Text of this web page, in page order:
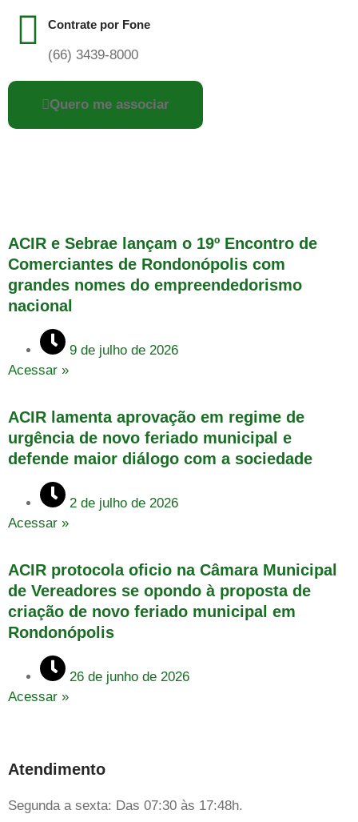
Contrate por Fone
(66) 3439-8000
Quero me associar
ACIR e Sebrae lançam o 19º Encontro de
Comerciantes de Rondonópolis com
grandes nomes do empreendedorismo
nacional
9 de julho de 2026
Acessar »
ACIR lamenta aprovação em regime de
urgência de novo feriado municipal e
defende maior diálogo com a sociedade
2 de julho de 2026
Acessar »
ACIR protocola oficio na Câmara Municipal
de Vereadores se opondo à proposta de
criação de novo feriado municipal em
Rondonópolis
26 de junho de 2026
Acessar »
Atendimento
Segunda a sexta: Das 07:30 às 17:48h.